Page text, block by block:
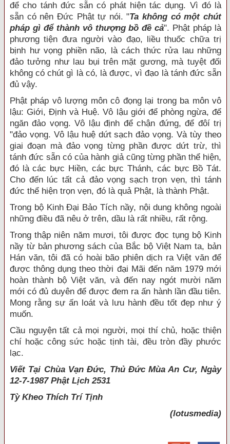
để cho tánh đức sẵn có phát hiện tác dụng. Vì đó là
sẵn có nên Đức Phật tự nói. "Ta không có một chút
pháp gì để thành vô thượng bồ đề cả". Phật pháp là
phương tiện đưa người vào đạo, liều thuốc chữa trị
bịnh hư vọng phiền não, là cách thức rửa lau những
đảo tưởng như lau bụi trên mặt gương, mà tuyệt đối
không có chút gì là có, là được, vì đạo là tánh đức sẵn
đủ vậy.
Phật pháp vô lượng môn cô đọng lại trong ba môn vô
lậu: Giới, Định và Huệ. Vô lậu giới để phòng ngừa, để
ngăn đảo vọng. Vô lậu định để chận đứng, để đôí trị
"đảo vọng. Vô lậu huệ dứt sạch đảo vọng. Và tùy theo
giai đoạn mà đảo vọng từng phần được dứt trừ, thì
tánh đức sẵn có của hành giả cũng từng phần thể hiện,
đó là các bực Hiền, các bực Thánh, các bực Bồ Tát.
Cho đến lúc tất cả đảo vọng sạch trọn vẹn, thì tánh
đức thể hiện trọn vẹn, đó là quả Phật, là thành Phật.
Trong bộ Kinh Đại Bảo Tích nầy, nội dung không ngoài
những điều đã nêu ở trên, dầu là rất nhiều, rất rộng.
Trong thập niên năm mươi, tôi được đọc tụng bộ Kinh
nầy từ bản phương sách của Bắc bộ Việt Nam ta, bản
Hán văn, tôi đã có hoài bão phiên dịch ra Việt văn để
được thông dụng theo thời đại Mãi đến năm 1979 mới
hoàn thành bộ Việt văn, và đến nay ngót mười năm
mới có đủ duyên để được đem ra ấn hành lần đầu tiên.
Mong rằng sự ấn loát và lưu hành đều tốt đẹp như ý
muốn.
Cầu nguyện tất cả mọi người, mọi thí chủ, hoặc thiện
chí hoặc công sức hoặc tịnh tài, đều tròn đầy phước
lạc.
Viết Tại Chùa Vạn Đức, Thủ Đức Mùa An Cư, Ngày
12-7-1987 Phật Lịch 2531
Tỳ Kheo Thích Trí Tịnh
(lotusmedia)